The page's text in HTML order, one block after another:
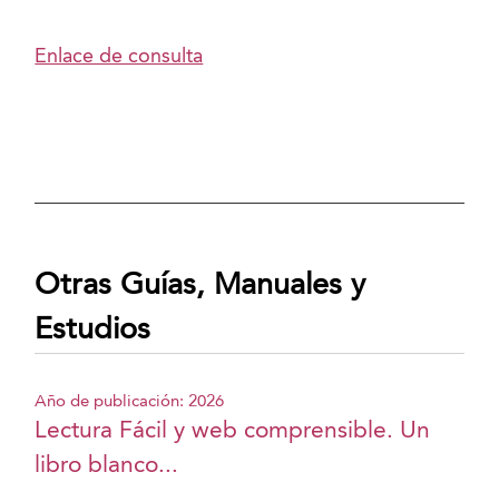
Enlace de consulta
Otras Guías, Manuales y
Estudios
Año de publicación: 2026
Lectura Fácil y web comprensible. Un
libro blanco...